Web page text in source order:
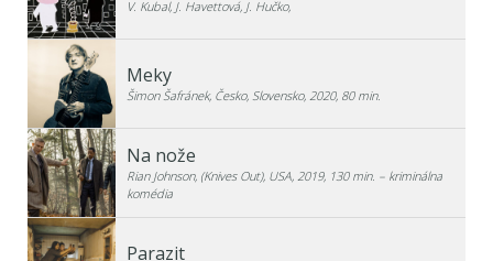
V. Kubal, J. Havettová, J. Hučko,
Meky
Šimon Šafránek, Česko, Slovensko, 2020, 80 min.
Na nože
Rian Johnson, (Knives Out), USA, 2019, 130 min. – kriminálna
komédia
Parazit